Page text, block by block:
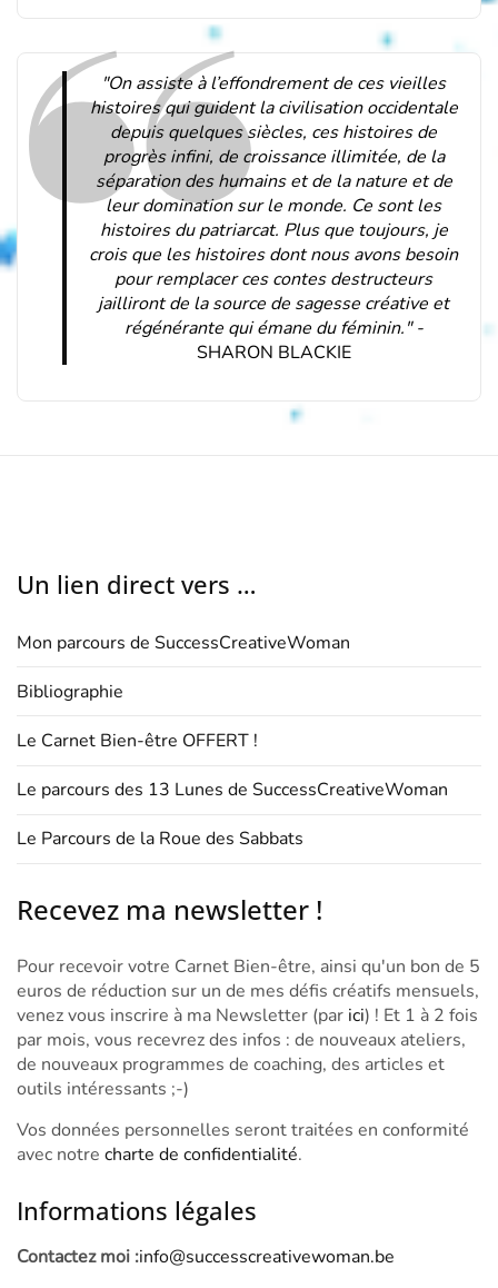
"On assiste à l’effondrement de ces vieilles
histoires qui guident la civilisation occidentale
depuis quelques siècles, ces histoires de
progrès infini, de croissance illimitée, de la
séparation des humains et de la nature et de
leur domination sur le monde. Ce sont les
histoires du patriarcat. Plus que toujours, je
crois que les histoires dont nous avons besoin
pour remplacer ces contes destructeurs
jailliront de la source de sagesse créative et
régénérante qui émane du féminin." -
SHARON BLACKIE
Un lien direct vers …
Mon parcours de SuccessCreativeWoman
Bibliographie
Le Carnet Bien-être OFFERT !
Le parcours des 13 Lunes de SuccessCreativeWoman
Le Parcours de la Roue des Sabbats
Recevez ma newsletter !
Pour recevoir votre Carnet Bien-être, ainsi qu'un bon de 5
euros de réduction sur un de mes défis créatifs mensuels,
venez vous inscrire à ma Newsletter (par ici) ! Et 1 à 2 fois
par mois, vous recevrez des infos : de nouveaux ateliers,
de nouveaux programmes de coaching, des articles et
outils intéressants ;-)
Vos données personnelles seront traitées en conformité
avec notre charte de confidentialité.
Informations légales
Contactez moi :info@successcreativewoman.be